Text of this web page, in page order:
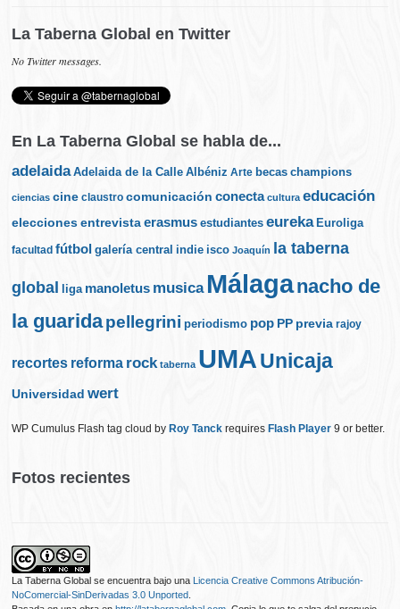
La Taberna Global en Twitter
No Twitter messages.
En La Taberna Global se habla de...
adelaida Adelaida de la Calle Albéniz Arte becas champions
ciencias cine claustro comunicación conecta cultura educación
elecciones entrevista erasmus estudiantes eureka Euroliga
facultad fútbol galería central indie isco Joaquín la taberna
global liga manoletus musica Málaganacho de
la guaridapellegrini periodismo pop PP previa rajoy
recortes reforma rock taberna UMA Unicaja
Universidad wert
WP Cumulus Flash tag cloud by Roy Tanck requires Flash Player 9 or better.
Fotos recientes
La Taberna Global se encuentra bajo una Licencia Creative Commons Atribución-
NoComercial-SinDerivadas 3.0 Unported